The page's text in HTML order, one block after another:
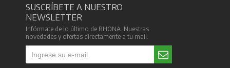
SUSCRÍBETE A NUESTRO
NEWSLETTER
Infórmate de lo último de RHONA. Nuestras
novedades y ofertas directamente a tu mail.